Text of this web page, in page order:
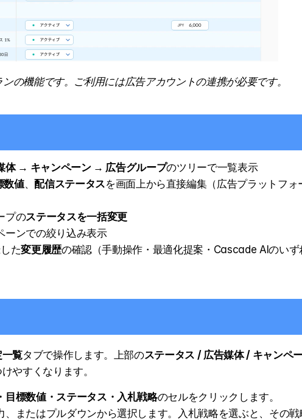
の機能です。ご利用には広告アカウントの連携が必要です。
体 → キャンペーン → 広告グループのツリーで一覧表示
数値、配信ステータスを画面上から直接編集（広告プラットフォ
プのステータスを一括変更
ーンでの絞り込み表示
た変更履歴の確認（手動操作・最適化提案・Cascade AIのいず
覧タブで操作します。上部のステータス / 広告媒体 / キャンペ
やすくなります。
目標数値・ステータス・入札戦略のセルをクリックします。
またはプルダウンから選択します。入札戦略を選ぶと、その戦